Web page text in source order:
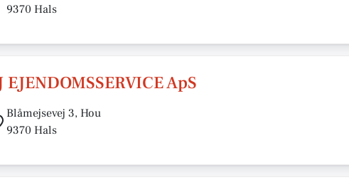
9370 Hals
EJENDOMSSERVICE ApS
Blåmejsevej 3, Hou
9370 Hals